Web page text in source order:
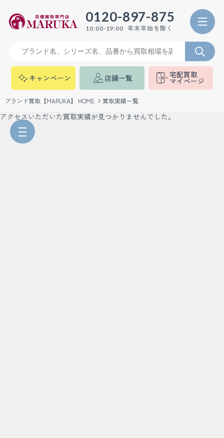
0120-897-875
10:00-19:00 年末年始を除く
キャンペーン 店舗一覧 宅配買取
マイページ
ブランド買取【MARUKA】 HOME 買取実績一覧
アクセスいただいた買取実績が見つかりませんでした。